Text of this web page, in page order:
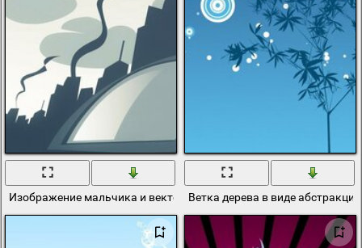
Изображение мальчика и вектора на картине в стиле
Ветка дерева в виде